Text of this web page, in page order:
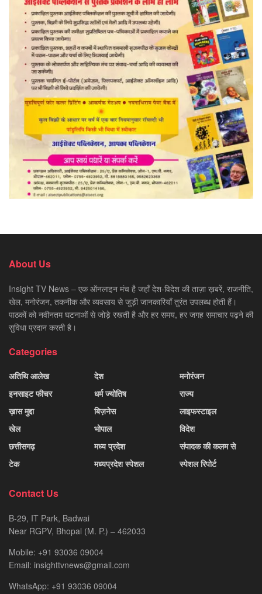
About Us
Insight TV News – एक ऑनलाइन मंच है जहाँ देश-विदेश की ताज़ा ख़बरें, राजनीति,
खेल, मनोरंजन, तकनीक और व्यवसाय से जुड़ी जानकारियाँ तुरंत उपलब्ध होती हैं।
पाठकों को नवीनतम घटनाओं से जोड़े रखती है और हर समय, हर जगह समाचार पढ़ने की
सुविधा प्रदान करती है।
Categories
अतिथि आलेख
इनसाइट फीचर
ख़ास मुद्दा
खेल
छत्तीसगढ़
टेक
देश
धर्म ज्योतिष
बिज़नेस
भोपाल
मध्य प्रदेश
मध्यप्रदेश स्पेशल
मनोरंजन
राज्य
लाइफस्टाइल
विदेश
संपादक की कलम से
स्पेशल रिपोर्ट
Contact Us
B-29, IT Park, Badwai
Near RGPV, Bhopal (M. P.) – 462033
Mobile: +91 93036 09004
Email: insighttvnews@gmail.com
WhatsApp: +91 93036 09004